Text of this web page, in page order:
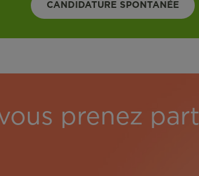
CANDIDATURE SPONTANÉE
prenez part